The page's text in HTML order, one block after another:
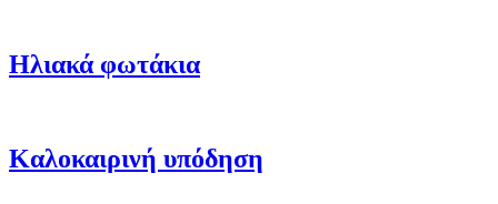
Ηλιακά φωτάκια
Καλοκαιρινή υπόδηση